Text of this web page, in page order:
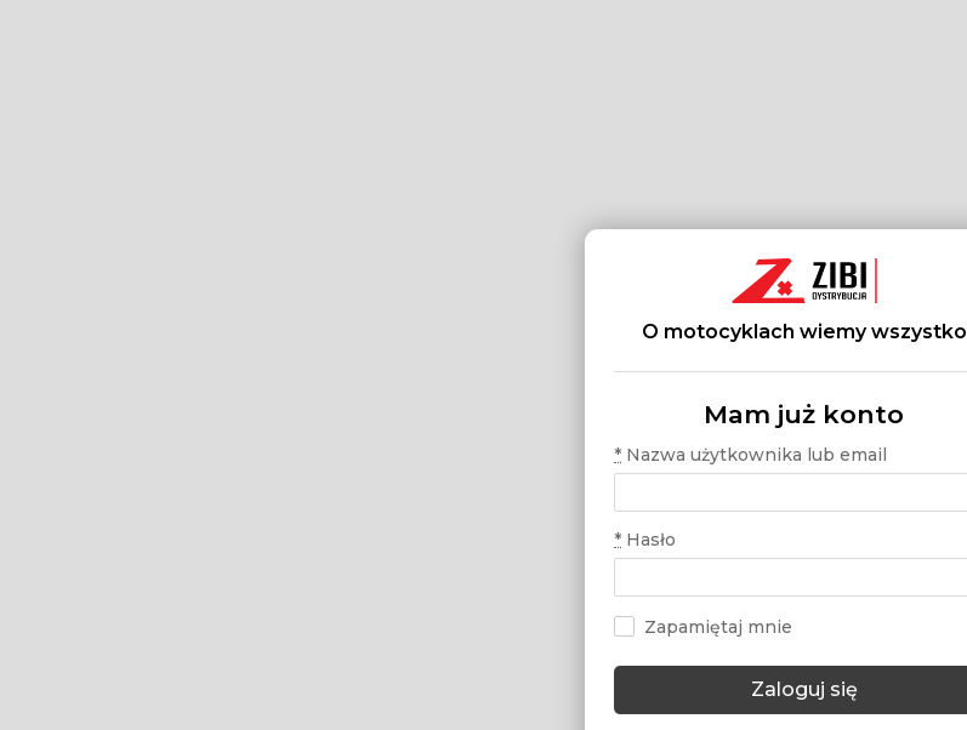
O motocyklach wiemy wszystko
Mam już konto
* Nazwa użytkownika lub email
* Hasło
Zapamiętaj mnie
Zaloguj się